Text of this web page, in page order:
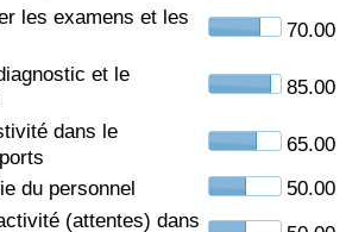
les examens et les
70.00
et le
85.00
dans le
65.00
du personnel
50.00
(attentes) dans
par pays
santé (Actuel)